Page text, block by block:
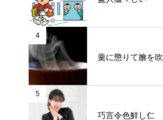
4
羹に懲りて膾を吹
5
巧言令色鮮し仁